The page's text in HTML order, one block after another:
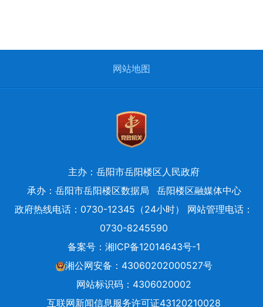
网站地图
主办：岳阳市岳阳楼区人民政府
承办：岳阳市岳阳楼区数据局
岳阳楼区融媒体中心
政府热线电话：0730-12345（24小时） 网站管理电话：
0730-8245590
备案号： 湘ICP备12014643号-1
湘公网安备：43060202000527号
网站标识码：4306020002
互联网新闻信息服务许可证43120210028